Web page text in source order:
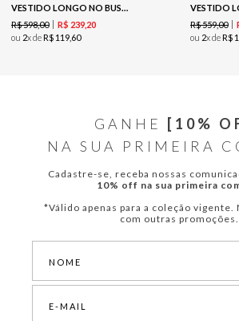
VESTIDO LONGO NO BUSTO-BRANCO
R$598,00 R$ 239 20
ou 2x deR$ 119 60
R$559,00
ou 2x deR$
GANHE
[10%
NA SUA PRIMEIRA
Cadastre-se, receba nossas
10% off na sua primeira
*Válido apenas para a coleção vigente.
com outras promoções.